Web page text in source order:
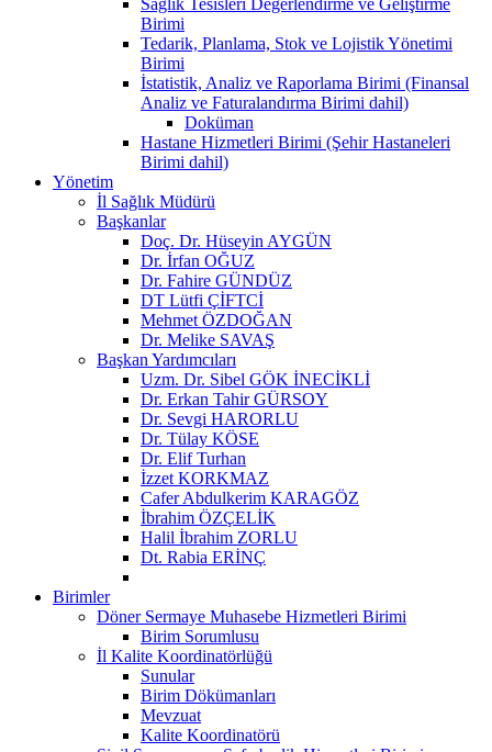
Birimi
Tedarik, Planlama, Stok ve Lojistik Yönetimi
Birimi
İstatistik, Analiz ve Raporlama Birimi (Finansal
Analiz ve Faturalandırma Birimi dahil)
Doküman
Hastane Hizmetleri Birimi (Şehir Hastaneleri
Birimi dahil)
Yönetim
İl Sağlık Müdürü
Başkanlar
Doç. Dr. Hüseyin AYGÜN
Dr. İrfan OĞUZ
Dr. Fahire GÜNDÜZ
DT Lütfi ÇİFTCİ
Mehmet ÖZDOĞAN
Dr. Melike SAVAŞ
Başkan Yardımcıları
Uzm. Dr. Sibel GÖK İNECİKLİ
Dr. Erkan Tahir GÜRSOY
Dr. Sevgi HARORLU
Dr. Tülay KÖSE
Dr. Elif Turhan
İzzet KORKMAZ
Cafer Abdulkerim KARAGÖZ
İbrahim ÖZÇELİK
Halil İbrahim ZORLU
Dt. Rabia ERİNÇ
Birimler
Döner Sermaye Muhasebe Hizmetleri Birimi
Birim Sorumlusu
İl Kalite Koordinatörlüğü
Sunular
Birim Dökümanları
Mevzuat
Kalite Koordinatörü